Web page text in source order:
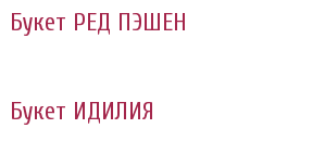
Букет РЕД ПЭШЕН
Букет ИДИЛИЯ